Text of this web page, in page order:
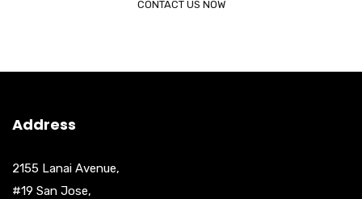
CONTACT US NOW
Address
2155 Lanai Avenue,
#19 San Jose,